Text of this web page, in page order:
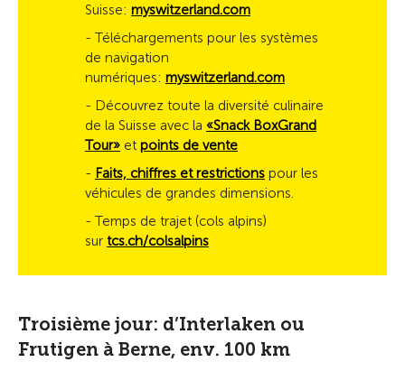
Suisse: myswitzerland.com
- Téléchargements pour les systèmes
de navigation
numériques: myswitzerland.com
- Découvrez toute la diversité culinaire
de la Suisse avec la «Snack BoxGrand
Tour» et points de vente
- Faits, chiffres et restrictions pour les
véhicules de grandes dimensions.
- Temps de trajet (cols alpins)
sur tcs.ch/colsalpins
Troisième jour: d’Interlaken ou
Frutigen à Berne, env. 100 km